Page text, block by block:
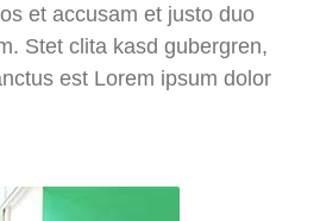
et accusam et justo duo
Stet clita kasd gubergren,
est Lorem ipsum dolor